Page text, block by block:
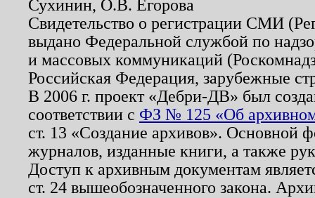
Сухинин, О.В. Егорова
Свидетельство о регистрации СМИ
выдано Федеральной службой по
и массовых коммуникаций
Российская Федерация, зарубежные
В 2006 г. проект «Дебри-ДВ» был
соответствии с ФЗ № 125 «Об
ст. 13 «Создание архивов». Основной
журналов, изданные книги, а также
Доступ к архивным документам
ст. 24 вышеобозначенного закона.